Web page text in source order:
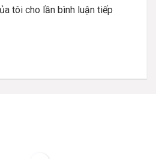
tôi cho lần bình luận tiếp